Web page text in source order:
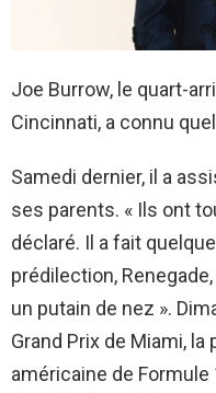
Joe Burrow, le quart-
Cincinnati, a connu
Samedi dernier, il a
ses parents. « Ils ont
déclaré. Il a fait
prédilection,
un putain de nez ».
Grand Prix de Miami,
américaine de Formule